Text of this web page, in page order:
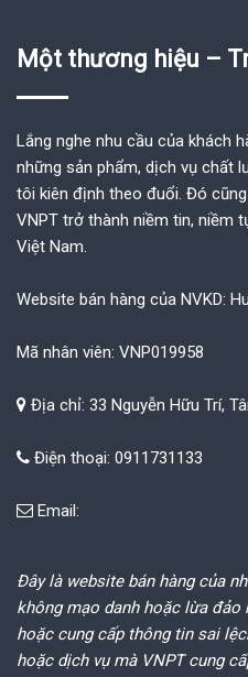
Một thương hiệu –
Lắng nghe nhu cầu của khách
những sản phẩm, dịch vụ chất
tôi kiên định theo đuổi. Đó
VNPT trở thành niềm tin, niềm
Việt Nam.
Website bán hàng của NVKD:
Mã nhân viên: VNP019958
Địa chỉ: 33 Nguyễn Hữu Trí,
Điện thoại: 0911731133
Email:
Đây là website bán hàng của
không mạo danh hoặc lừa đảo
hoặc cung cấp thông tin sai
hoặc dịch vụ mà VNPT cung